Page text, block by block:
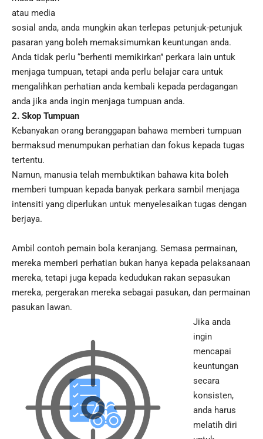
atau media
sosial anda, anda mungkin akan terlepas petunjuk-petunjuk
pasaran yang boleh memaksimumkan keuntungan anda.
Anda tidak perlu “berhenti memikirkan” perkara lain untuk
menjaga tumpuan, tetapi anda perlu belajar cara untuk
mengalihkan perhatian anda kembali kepada perdagangan
anda jika anda ingin menjaga tumpuan anda.
2. Skop Tumpuan
Kebanyakan orang beranggapan bahawa memberi tumpuan
bermaksud menumpukan perhatian dan fokus kepada tugas
tertentu.
Namun, manusia telah membuktikan bahawa kita boleh
memberi tumpuan kepada banyak perkara sambil menjaga
intensiti yang diperlukan untuk menyelesaikan tugas dengan
berjaya.
Ambil contoh pemain bola keranjang. Semasa permainan,
mereka memberi perhatian bukan hanya kepada pelaksanaan
mereka, tetapi juga kepada kedudukan rakan sepasukan
mereka, pergerakan mereka sebagai pasukan, dan permainan
pasukan lawan.
Jika anda
ingin
mencapai
keuntungan
secara
konsisten,
anda harus
melatih diri